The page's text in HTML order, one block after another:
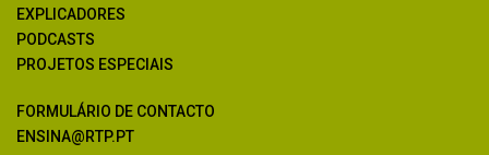
EXPLICADORES
PODCASTS
PROJETOS ESPECIAIS
FORMULÁRIO DE CONTACTO
ENSINA@RTP.PT